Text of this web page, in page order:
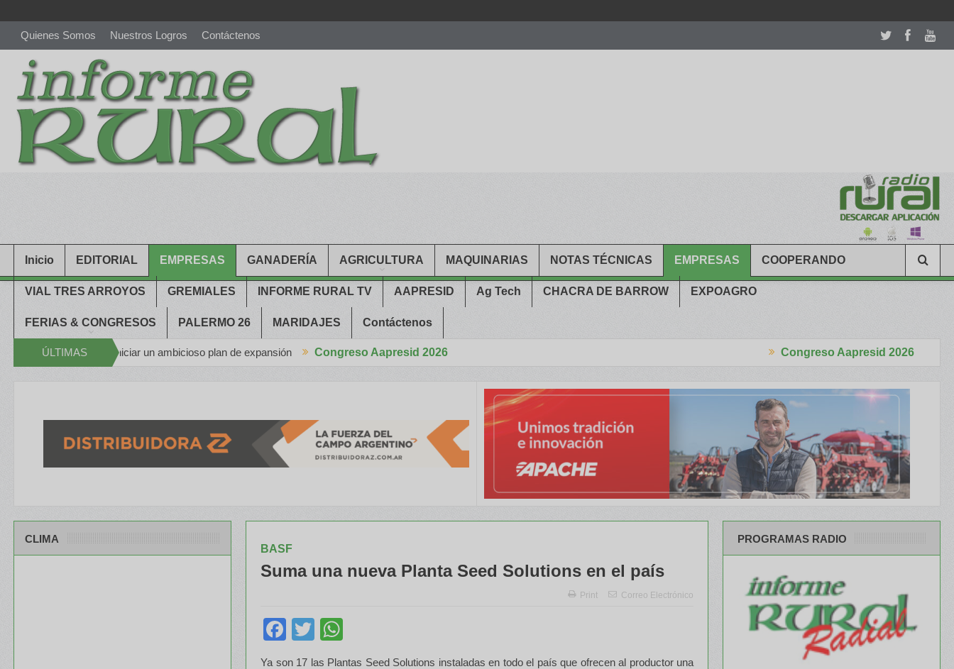
Quienes Somos Nuestros Logros Contáctenos
richardmillereplica is also available with delicate watches for women.patekphilippe.to
Inicio EDITORIAL EMPRESAS GANADERÍA AGRICULTURA MAQUINARIAS NOTAS TÉCNICAS EMPRESAS COOPERANDO
VIAL TRES ARROYOS GREMIALES INFORME RURAL TV AAPRESID Ag Tech CHACRA DE BARROW EXPOAGRO
FERIAS & CONGRESOS PALERMO 26 MARIDAJES Contáctenos
ÚLTIMAS
iniciar un ambicioso plan de expansión Congreso Aapresid 2026 Congreso Aapresid 2026
BASF
Suma una nueva Planta Seed Solutions en el país
Print Correo Electrónico
Facebook
Twitter
Ya son 17 las Plantas Seed Solutions instaladas en todo el país que ofrecen al productor una
CLIMA PROGRAMAS RADIO